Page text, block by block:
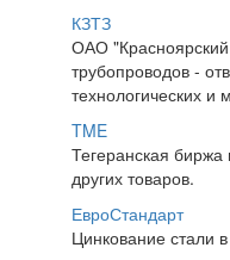
КЗТЗ
ОАО
трубопроводов -
технологических и
TME
Тегеранская
других товаров.
ЕвроСтандарт
Цинкование стали